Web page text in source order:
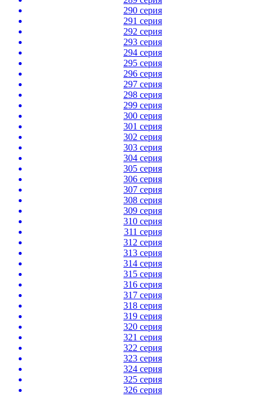
290 серия
291 серия
292 серия
293 серия
294 серия
295 серия
296 серия
297 серия
298 серия
299 серия
300 серия
301 серия
302 серия
303 серия
304 серия
305 серия
306 серия
307 серия
308 серия
309 серия
310 серия
311 серия
312 серия
313 серия
314 серия
315 серия
316 серия
317 серия
318 серия
319 серия
320 серия
321 серия
322 серия
323 серия
324 серия
325 серия
326 серия